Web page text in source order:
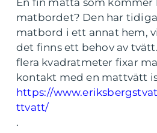
En fin matta som
matbordet? Den har
matbord i ett annat hem,
det finns ett behov av
flera kvadratmeter fixar
kontakt med en mattvätt
https://
ttvatt/
.